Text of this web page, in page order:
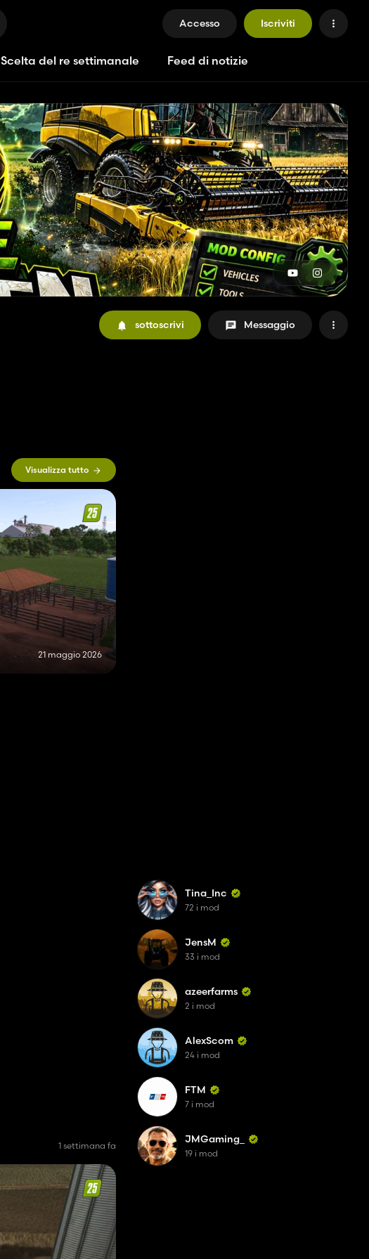
Accesso Iscriviti
Scelta del re settimanale Feed di notizie
sottoscrivi Messaggio
Visualizza tutto
21 maggio 2026
1 settimana fa
Tina_Inc
72 i mod
JensM
33 i mod
azeerfarms
2 i mod
AlexScom
24 i mod
FTM
7 i mod
JMGaming_
19 i mod